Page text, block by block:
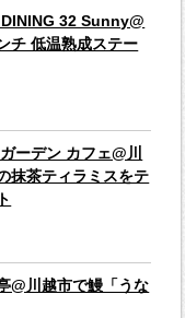
32 Sunny@
チ 低温熟成ステー
ーデン カフェ@川
抹茶ティラミスをテ
@川越市で鰻「うな